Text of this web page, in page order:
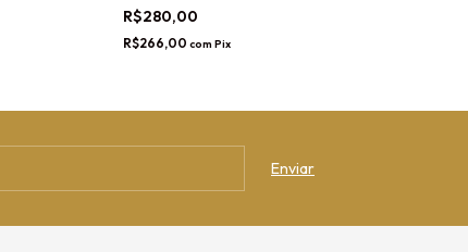
R$280,00
R$266,00 com Pix